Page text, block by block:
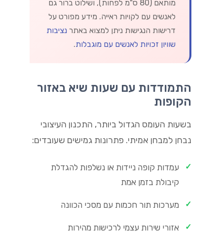
מותאם (80 ס"מ לפחות), ושילוט ברור גם
לאנשים עם לקויות ראייה. מידע מפורט על
דרישות הנגישות ניתן למצוא באתר נציבות
שוויון זכויות לאנשים עם מוגבלות.
התמודדות עם שעות שיא באזור
הקופות
בשעות העומס הגדול ביותר, התכנון העיצובי
נבחן למבחן אמיתי. פתרונות גמישים שעובדים:
✓
עמדות קופה ניידות או נשלפות להגדלת
קיבולת בזמן אמת
✓ מערכות תור חכמות עם מסכי הכוונה
✓ אזורי שירות עצמי לרכישות מהירות